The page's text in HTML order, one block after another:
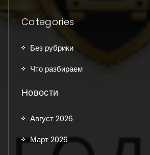
Categories
Без рубрики
Что разбираем
Новости
Август 2026
Март 2026